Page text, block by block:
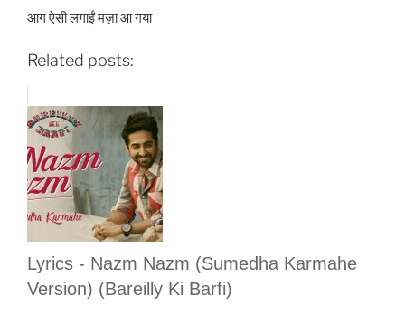
आग ऐसी लगाईं मज़ा आ गया
Related posts:
Lyrics - Nazm Nazm (Sumedha Karmahe
Version) (Bareilly Ki Barfi)